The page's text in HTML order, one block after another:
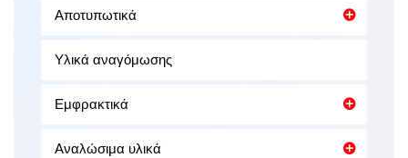
Αποτυπωτικά
Υλικά αναγόμωσης
Εμφρακτικά
Αναλώσιμα υλικά